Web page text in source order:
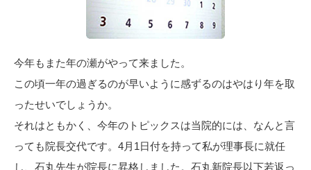
今年もまた年の瀬がやって来ました。
この頃一年の過ぎるのが早いように感ずるのはやはり年を取
ったせいでしょうか。
それはともかく、今年のトピックスは当院的には、なんと言
っても院長交代です。4月1日付を持って私が理事長に就任
し、石丸先生が院長に昇格しました。石丸新院長以下若返っ